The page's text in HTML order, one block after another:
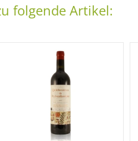
folgende Artikel: